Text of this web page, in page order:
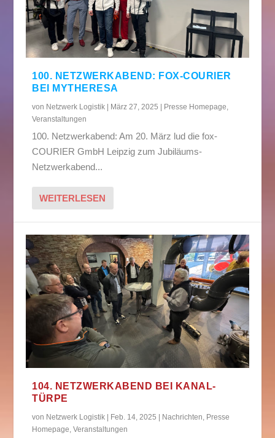
100. NETZWERKABEND: FOX-COURIER
BEI MYTHERESA
von Netzwerk Logistik | März 27, 2025 | Presse Homepage
Veranstaltungen
100. Netzwerkabend: Am 20. März lud die fox-
COURIER GmbH Leipzig zum Jubiläums-
Netzwerkabend...
WEITERLESEN
104. NETZWERKABEND BEI KANAL-
TÜRPE
von Netzwerk Logistik Feb. 14, 2025 Nachrichten, Presse
Homepage,Veranstaltungen